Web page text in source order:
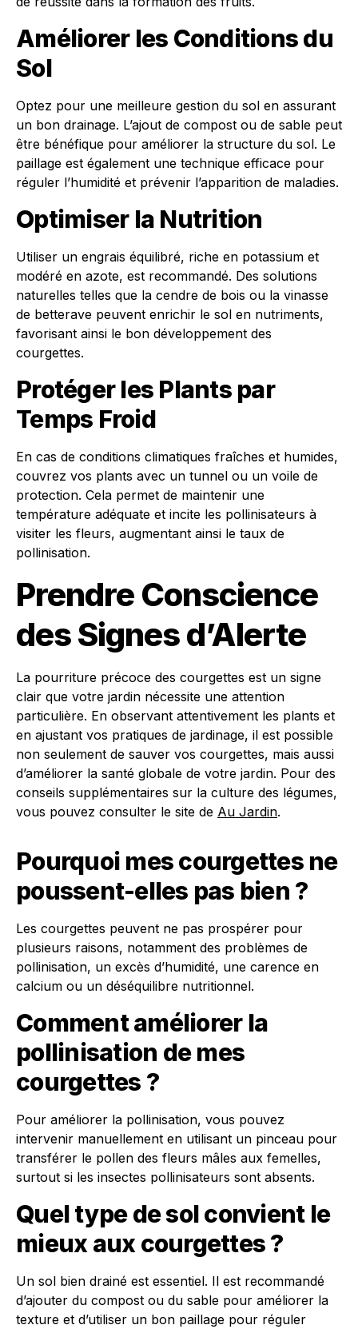
Améliorer les Conditions du
Sol
Optez pour une meilleure gestion du sol en assurant
un bon drainage. L’ajout de compost ou de sable peut
être bénéfique pour améliorer la structure du sol. Le
paillage est également une technique efficace pour
réguler l’humidité et prévenir l’apparition de maladies.
Optimiser la Nutrition
Utiliser un engrais équilibré, riche en potassium et
modéré en azote, est recommandé. Des solutions
naturelles telles que la cendre de bois ou la vinasse
de betterave peuvent enrichir le sol en nutriments,
favorisant ainsi le bon développement des
courgettes.
Protéger les Plants par
Temps Froid
En cas de conditions climatiques fraîches et humides,
couvrez vos plants avec un tunnel ou un voile de
protection. Cela permet de maintenir une
température adéquate et incite les pollinisateurs à
visiter les fleurs, augmentant ainsi le taux de
pollinisation.
Prendre Conscience
des Signes d’Alerte
La pourriture précoce des courgettes est un signe
clair que votre jardin nécessite une attention
particulière. En observant attentivement les plants et
en ajustant vos pratiques de jardinage, il est possible
non seulement de sauver vos courgettes, mais aussi
d’améliorer la santé globale de votre jardin. Pour des
conseils supplémentaires sur la culture des légumes,
vous pouvez consulter le site de Au Jardin.
Pourquoi mes courgettes ne
poussent-elles pas bien ?
Les courgettes peuvent ne pas prospérer pour
plusieurs raisons, notamment des problèmes de
pollinisation, un excès d’humidité, une carence en
calcium ou un déséquilibre nutritionnel.
Comment améliorer la
pollinisation de mes
courgettes ?
Pour améliorer la pollinisation, vous pouvez
intervenir manuellement en utilisant un pinceau pour
transférer le pollen des fleurs mâles aux femelles,
surtout si les insectes pollinisateurs sont absents.
Quel type de sol convient le
mieux aux courgettes ?
Un sol bien drainé est essentiel. Il est recommandé
d’ajouter du compost ou du sable pour améliorer la
texture et d’utiliser un bon paillage pour réguler